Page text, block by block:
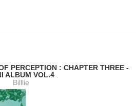
PERCEPTION : CHAPTER THREE -
ALBUM VOL.4
Billlie